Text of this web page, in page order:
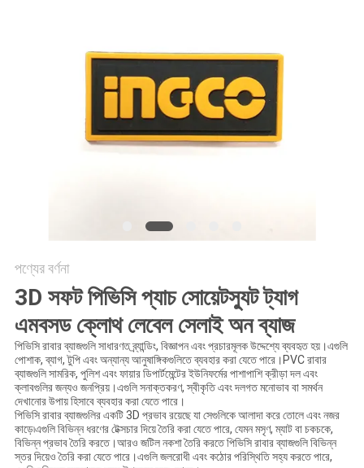
PRIVACY
পণ্যের বর্ণনা
3D সফট পিভিসি প্যাচ সোয়েটস্যুট ট্যাগ
এমবসড ক্লোথ লেবেল সেলাই অন ব্যাজ
পিভিসি রাবার ব্যাজগুলি সাধারণত ব্র্যান্ডিং, বিজ্ঞাপন এবং প্রচারমূলক উদ্দেশ্যে ব্যবহৃত হয়।এগুলি
পোশাক, ব্যাগ, টুপি এবং অন্যান্য আনুষাঙ্গিকগুলিতে ব্যবহার করা যেতে পারে।PVC রাবার
ব্যাজগুলি সামরিক, পুলিশ এবং ফায়ার ডিপার্টমেন্টের ইউনিফর্মের পাশাপাশি ক্রীড়া দল এবং
ক্লাবগুলির জন্যও জনপ্রিয়।এগুলি সনাক্তকরণ, স্বীকৃতি এবং দলগত মনোভাব বা সমর্থন
দেখানোর উপায় হিসাবে ব্যবহার করা যেতে পারে।
পিভিসি রাবার ব্যাজগুলির একটি 3D প্রভাব রয়েছে যা সেগুলিকে আলাদা করে তোলে এবং নজর
কাড়ে৷এগুলি বিভিন্ন ধরণের টেক্সচার দিয়ে তৈরি করা যেতে পারে, যেমন মসৃণ, ম্যাট বা চকচকে,
বিভিন্ন প্রভাব তৈরি করতে।আরও জটিল নকশা তৈরি করতে পিভিসি রাবার ব্যাজগুলি বিভিন্ন
স্তর দিয়েও তৈরি করা যেতে পারে।এগুলি জলরোধী এবং কঠোর পরিস্থিতি সহ্য করতে পারে,